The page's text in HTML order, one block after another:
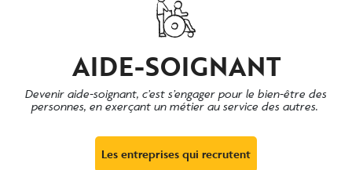
AIDE-SOIGNANT
Devenir aide-soignant, c’est s’engager pour le bien-être des
personnes, en exerçant un métier au service des autres.
Les entreprises qui recrutent